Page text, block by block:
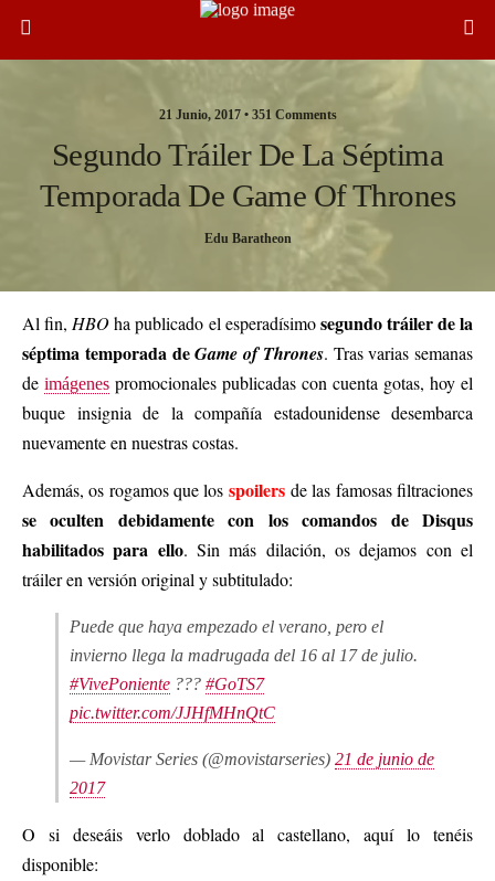
21 Junio, 2017 • 351 Comments
Segundo Tráiler De La Séptima
Temporada De Game Of Thrones
Edu Baratheon
Al fin, HBOha publicado el esperadísimosegundo tráiler de la
séptima temporada deGame of Thrones. Tras varias semanas
de imágenes promocionales publicadas con cuenta gotas, hoy el
buque insignia de la compañía estadounidense desembarca
nuevamente en nuestras costas.
Además, os rogamos que los spoilersde las famosas filtraciones
se oculten debidamente con los comandos de Disqus
habilitados para ello. Sin más dilación, os dejamos con el
tráiler en versión original y subtitulado:
Puede que haya empezado el verano, pero el
invierno llega la madrugada del 16 al 17 de julio.
#VivePoniente ??? #GoTS7
pic.twitter.com/JJHfMHnQtC
— Movistar Series (@movistarseries) 21 de junio de
2017
O si deseáis verlo doblado al castellano, aquí lo tenéis
disponible: